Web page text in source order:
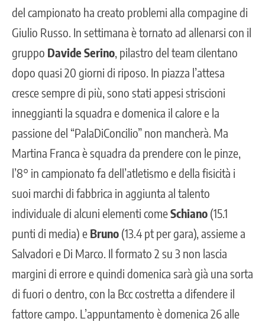
del campionato ha creato problemi alla compagine di
Giulio Russo. In settimana è tornato ad allenarsi con il
gruppo Davide Serino , pilastro del team cilentano
dopo quasi 20 giorni di riposo. In piazza l’attesa
cresce sempre di più, sono stati appesi striscioni
inneggianti la squadra e domenica il calore e la
passione del “PalaDiConcilio” non mancherà. Ma
Martina Franca è squadra da prendere con le pinze,
l’8° in campionato fa dell’atletismo e della fisicità i
suoi marchi di fabbrica in aggiunta al talento
individuale di alcuni elementi comeSchiano (15.1
punti di media) e Bruno (13.4 pt per gara), assieme a
Salvadori e Di Marco. Il formato 2 su 3 non lascia
margini di errore e quindi domenica sarà già una sorta
di fuori o dentro, con la Bcc costretta a difendere il
fattore campo. L’appuntamento è domenica 26 alle